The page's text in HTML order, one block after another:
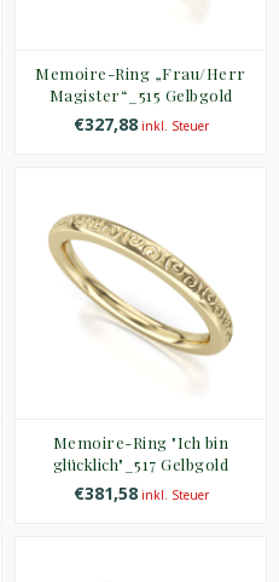
Memoire-Ring „Frau/Herr
Magister“_515 Gelbgold
€327,88inkl. Steuer
Memoire-Ring "Ich bin
glücklich"_517 Gelbgold
€381,58inkl. Steuer